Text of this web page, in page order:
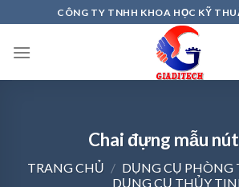
to
content
CÔNG TY TNHH KHOA HỌC KỸ
Chai đựng mẫu
TRANG CHỦ / DỤNG CỤ
DỤNG CỤ THỦY